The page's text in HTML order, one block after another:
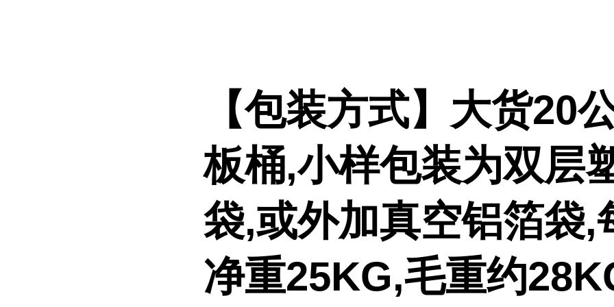
【包装方式】大货20
板桶,小样包装为双层
袋,或外加真空铝箔袋,
净重25KG,毛重约